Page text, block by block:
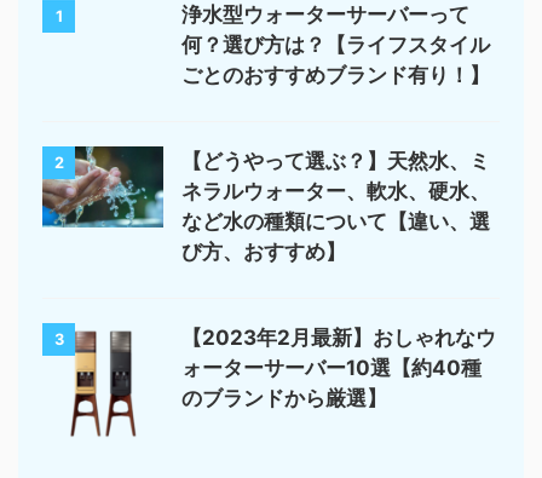
1
浄水型ウォーターサーバーって
何？選び方は？【ライフスタイル
ごとのおすすめブランド有り！】
2
【どうやって選ぶ？】天然水、ミ
ネラルウォーター、軟水、硬水、
など水の種類について【違い、選
び方、おすすめ】
3
【2023年2月最新】おしゃれなウ
ォーターサーバー10選【約40種
のブランドから厳選】